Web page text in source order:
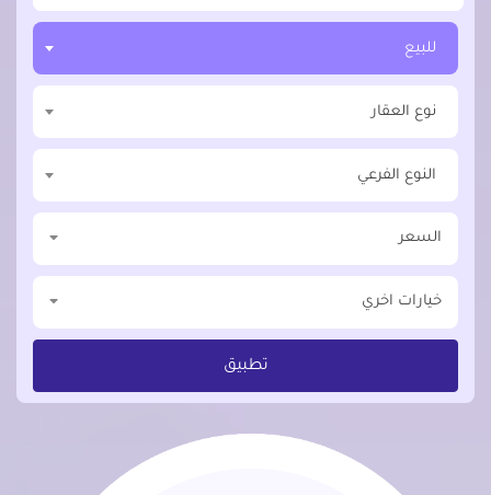
للبيع
نوع العقار
النوع الفرعي
السعر
خيارات اخري
تطبيق